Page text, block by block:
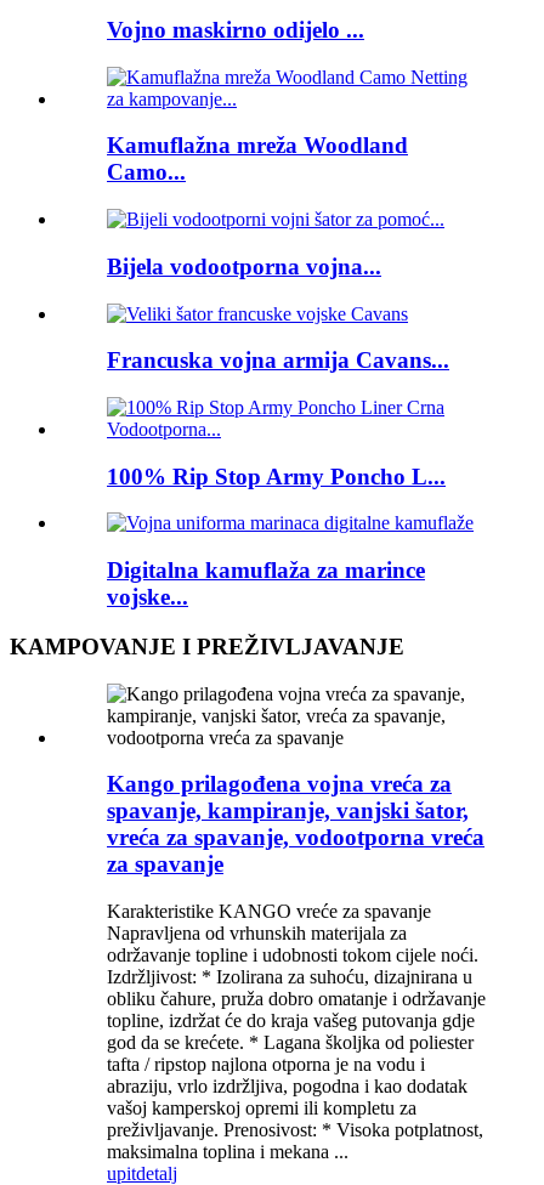
Vojno maskirno odijelo ...
Kamuflažna mreža Woodland
Camo...
Bijela vodootporna vojna...
Francuska vojna armija Cavans...
100% Rip Stop Army Poncho L...
Digitalna kamuflaža za marince
vojske...
KAMPOVANJE I PREŽIVLJAVANJE
Kango prilagođena vojna vreća za
spavanje, kampiranje, vanjski šator,
vreća za spavanje, vodootporna vreća
za spavanje
Karakteristike KANGO vreće za spavanje
Napravljena od vrhunskih materijala za
održavanje topline i udobnosti tokom cijele noći.
Izdržljivost: * Izolirana za suhoću, dizajnirana u
obliku čahure, pruža dobro omatanje i održavanje
topline, izdržat će do kraja vašeg putovanja gdje
god da se krećete. * Lagana školjka od poliester
tafta / ripstop najlona otporna je na vodu i
abraziju, vrlo izdržljiva, pogodna i kao dodatak
vašoj kamperskoj opremi ili kompletu za
preživljavanje. Prenosivost: * Visoka potplatnost,
maksimalna toplina i mekana ...
upitdetalj